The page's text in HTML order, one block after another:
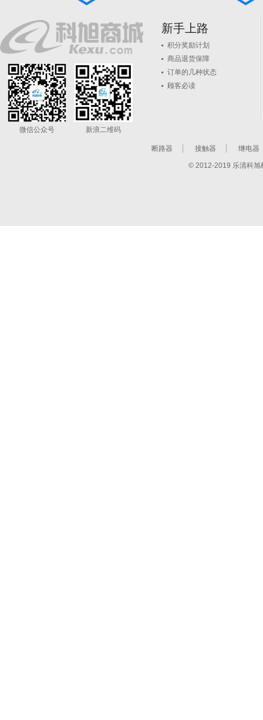
微信公众号 新浪二维码
新手上路
积分奖励计划
商品退货保障
订单的几种状态
顾客必读
断路器 接触器 继电器
© 2012-2019 乐清科旭